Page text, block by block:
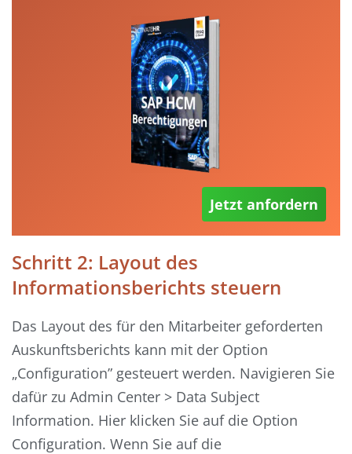
Jetzt anfordern
Schritt 2: Layout des
Informationsberichts steuern
Das Layout des für den Mitarbeiter geforderten
Auskunftsberichts kann mit der Option
„Configuration” gesteuert werden. Navigieren Sie
dafür zu Admin Center > Data Subject
Information. Hier klicken Sie auf die Option
Configuration. Wenn Sie auf die